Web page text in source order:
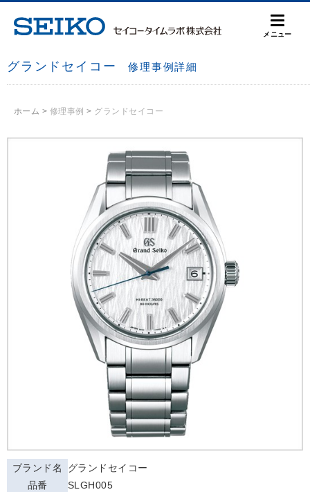
メニュー
グランドセイコー 修理事例詳細
ホーム > 修理事例 > グランドセイコー
ブランド名
グランドセイコー
品番
SLGH005